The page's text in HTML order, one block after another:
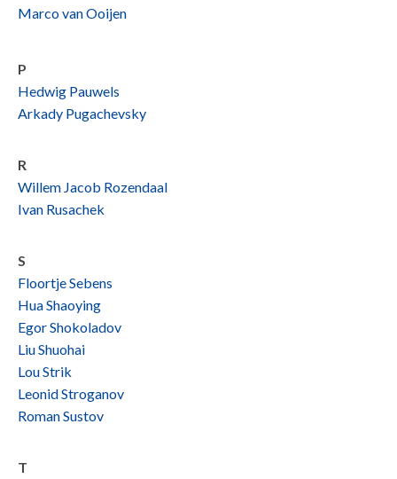
Marco van Ooijen
P
Hedwig Pauwels
Arkady Pugachevsky
R
Willem Jacob Rozendaal
Ivan Rusachek
S
Floortje Sebens
Hua Shaoying
Egor Shokoladov
Liu Shuohai
Lou Strik
Leonid Stroganov
Roman Sustov
T